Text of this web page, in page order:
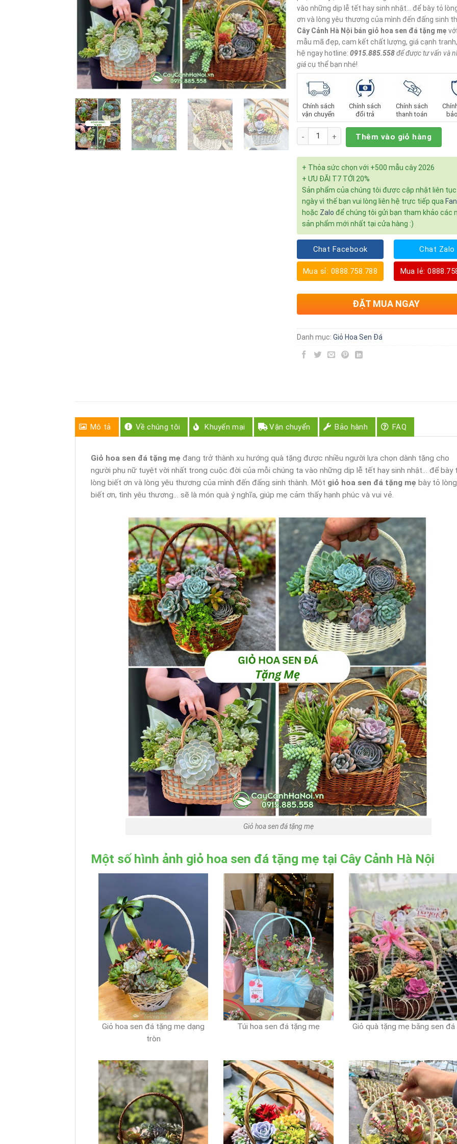
vào những dịp lễ tết hay sinh nhật… để bày tỏ
ơn và lòng yêu thương của mình đến đấng sinh
Cây Cảnh Hà Nội bán giỏ hoa sen đá tặng mẹ
mẫu mã đẹp, cam kết chất lượng, giá cạnh
hệ ngay hotline: 0915.885.558để được tư vấn và
giá cụ thể bạn nhé!
Chính sách
vận chuyển
Chính sách
đổi trả
Chính sách
thanh toán
Số lượng Thêm vào giỏ hàng
+ Thỏa sức chọn với +500 mẫu cây 2026
+ ƯU ĐÃI T7 TỚI 20%
Sản phẩm của chúng tôi được cập nhật liên
ngày vì thế bạn vui lòng liên hệ trực tiếp qua
hoặc Zalo để chúng tôi gửi bạn tham khảo các
sản phẩm mới nhất tại cửa hàng :)
Chat Facebook
Mua sỉ: 0888.758.788
Chat Zalo
Mua lẻ:
ĐẶT MUA NGAY
Danh mục: Giỏ Hoa Sen Đá
Mô tả Về chúng tôi Khuyến mại Vận chuyển Bảo hành FAQ
Giỏ hoa sen đá tặng mẹ đang trở thành xu hướng quà tặng được nhiều người lựa chọn dành tặng cho
người phụ nữ tuyệt vời nhất trong cuộc đời của mỗi chúng ta vào những dịp lễ tết hay sinh nhật… để bày
lòng biết ơn và lòng yêu thương của mình đến đấng sinh thành. Một giỏ hoa sen đá tặng mẹ bày tỏ lòng
biết ơn, tình yêu thương… sẽ là món quà ý nghĩa, giúp mẹ cảm thấy hạnh phúc và vui vẻ.
Giỏ hoa sen đá tặng mẹ
Một số hình ảnh giỏ hoa sen đá tặng mẹ tại Cây Cảnh Hà Nội
Giỏ hoa sen đá tặng mẹ dạng
tròn
Túi hoa sen đá tặng mẹ Giỏ quà tặng mẹ bằng sen đá